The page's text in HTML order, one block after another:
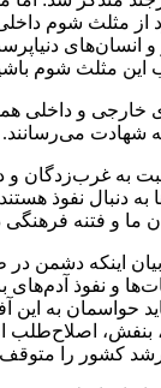
از مثلث شوم
این مثلث شوم
و داخلی
شهادت می‌رسانند.
به غرب‌زدگان و
دنبال نفوذ
ما و فتنه فرهنگی
و نفوذ
حواسمان به این
اصلاح‌طلب
کشور را متوقف